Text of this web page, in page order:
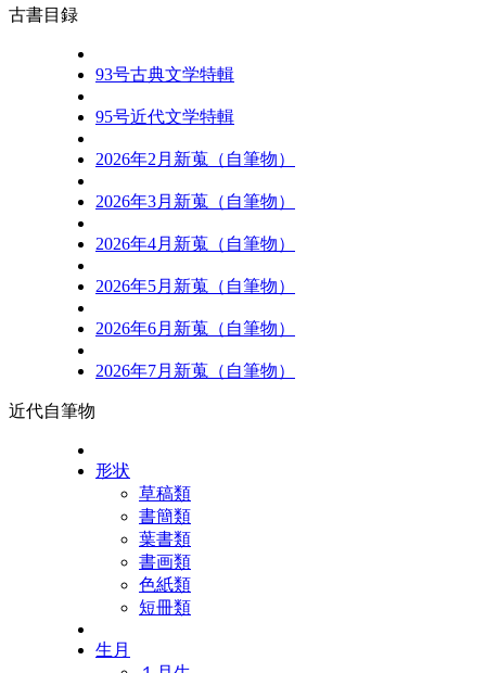
古書目録
93号古典文学特輯
95号近代文学特輯
2026年2月新蒐（自筆物）
2026年3月新蒐（自筆物）
2026年4月新蒐（自筆物）
2026年5月新蒐（自筆物）
2026年6月新蒐（自筆物）
2026年7月新蒐（自筆物）
近代自筆物
形状
草稿類
書簡類
葉書類
書画類
色紙類
短冊類
生月